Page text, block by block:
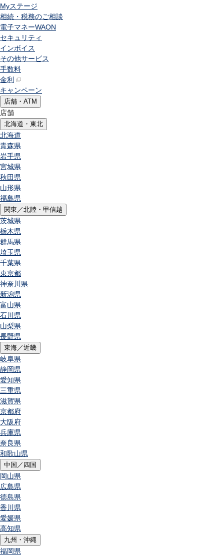
Myステージ
相続・税務のご相談
電子マネーWAON
セキュリティ
インボイス
その他サービス
手数料
金利
キャンペーン
店舗・ATM
店舗
北海道・東北
北海道
青森県
岩手県
宮城県
秋田県
山形県
福島県
関東／北陸・甲信越
茨城県
栃木県
群馬県
埼玉県
千葉県
東京都
神奈川県
新潟県
富山県
石川県
山梨県
長野県
東海／近畿
岐阜県
静岡県
愛知県
三重県
滋賀県
京都府
大阪府
兵庫県
奈良県
和歌山県
中国／四国
岡山県
広島県
徳島県
香川県
愛媛県
高知県
九州・沖縄
福岡県